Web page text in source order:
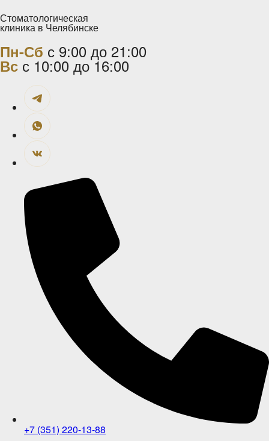
Стоматологическая
клиника в Челябинске
Пн-Сб с 9:00 до 21:00
Вс с 10:00 до 16:00
+7 (351) 220-13-88